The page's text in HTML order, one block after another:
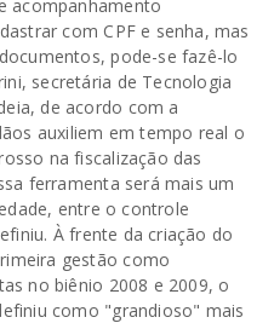
acompanhamento
com CPF e senha, mas
pode-se fazê-lo
secretária de Tecnologia
de acordo com a
auxiliem em tempo real o
na fiscalização das
ferramenta será mais um
entre o controle
À frente da criação do
gestão como
no biênio 2008 e 2009, o
como "grandioso" mais